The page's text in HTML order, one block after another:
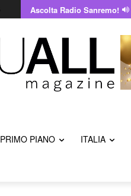
Ascolta Radio Sanremo!
PRIMO PIANO ITALIA